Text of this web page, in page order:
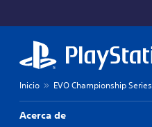
Inicio EVO Championship Series
Acerca de